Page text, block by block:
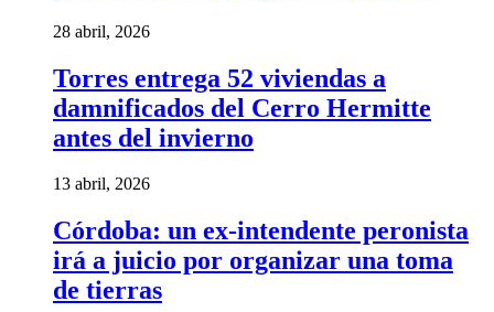
28 abril, 2026
Torres entrega 52 viviendas a
damnificados del Cerro Hermitte
antes del invierno
13 abril, 2026
Córdoba: un ex-intendente peronista
irá a juicio por organizar una toma
de tierras